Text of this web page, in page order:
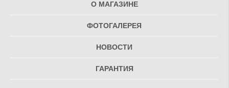
О МАГАЗИНЕ
ФОТОГАЛЕРЕЯ
НОВОСТИ
ГАРАНТИЯ